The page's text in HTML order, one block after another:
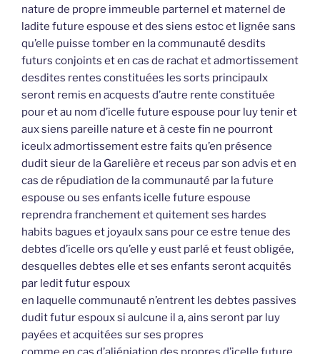
nature de propre immeuble parternel et maternel de
ladite future espouse et des siens estoc et lignée sans
qu’elle puisse tomber en la communauté desdits
futurs conjoints et en cas de rachat et admortissement
desdites rentes constituées les sorts principaulx
seront remis en acquests d’autre rente constituée
pour et au nom d’icelle future espouse pour luy tenir et
aux siens pareille nature et à ceste fin ne pourront
iceulx admortissement estre faits qu’en présence
dudit sieur de la Garelière et receus par son advis et en
cas de répudiation de la communauté par la future
espouse ou ses enfants icelle future espouse
reprendra franchement et quitement ses hardes
habits bagues et joyaulx sans pour ce estre tenue des
debtes d’icelle ors qu’elle y eust parlé et feust obligée,
desquelles debtes elle et ses enfants seront acquités
par ledit futur espoux
en laquelle communauté n’entrent les debtes passives
dudit futur espoux si aulcune il a, ains seront par luy
payées et acquitées sur ses propres